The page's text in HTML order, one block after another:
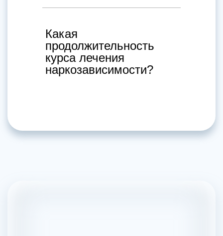
Какая
продолжительность
курса лечения
наркозависимости?